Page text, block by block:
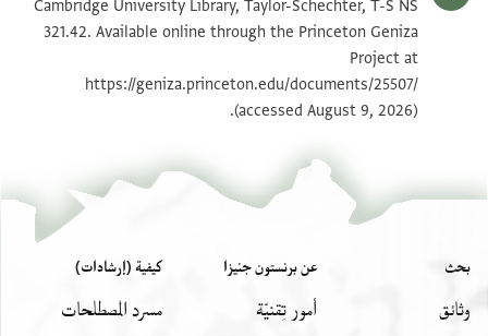
T-S NS 321.42 1v تكبير و تدوير
بيان أذونات الصورة
Cambridge University Library, Taylor-Schechter, T-S NS
321.42. Available online through the Princeton Geniza
Project at
https://geniza.princeton.edu/documents/25507/
(accessed August 9, 2026).
بحث
وثائق
عن برنستون جنيزا
أمور تِقنيّة
كيفية (إرشادات)
مسرد المصطلحات